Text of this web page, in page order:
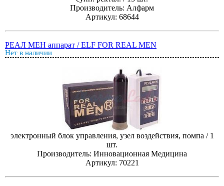
Производитель: Алфарм
Артикул: 68644
РЕАЛ МЕН аппарат / ELF FOR REAL MEN
Нет в наличии
электронный блок управления, узел воздействия, помпа / 1
шт.
Производитель: Инновационная Медицина
Артикул: 70221